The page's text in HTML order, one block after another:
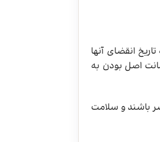
انقضای آنها
اصل بودن به
باشند و سلامت